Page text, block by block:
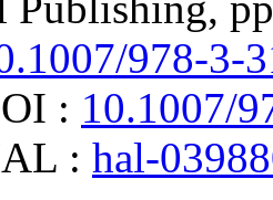
978-3-
: 10.1007/
: hal-